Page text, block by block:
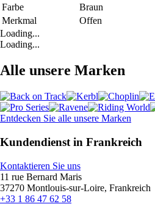
Farbe
Braun
Merkmal
Offen
Loading...
Loading...
Alle unsere Marken
Entdecken Sie alle unsere Marken
Kundendienst in Frankreich
Kontaktieren Sie uns
11 rue Bernard Maris
37270 Montlouis-sur-Loire, Frankreich
+33 1 86 47 62 58